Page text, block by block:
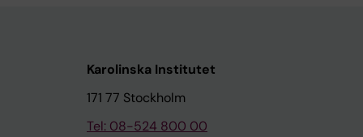
Karolinska Institutet
171 77 Stockholm
Tel: 08-524 800 00